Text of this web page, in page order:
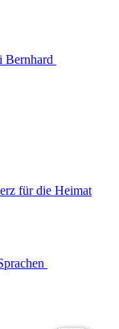
Bernhard
für die Heimat